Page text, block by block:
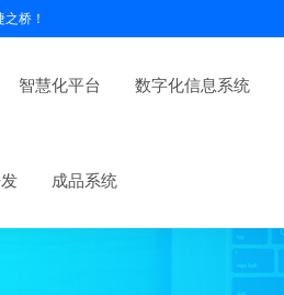
桥！
智慧化平台 数字化信息系统
成品系统